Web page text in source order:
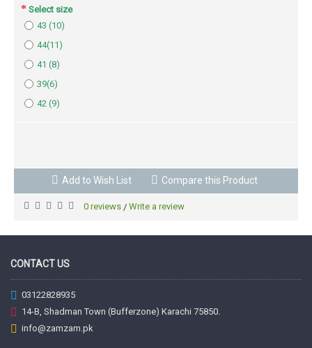
Select size
43 (10)
44(11)
41 (8)
39(6)
42 (9)
Add to Wish List Compare this Product
0 reviews / Write a review
CONTACT US
03122828935
14-B, Shadman Town (Bufferzone) Karachi 75850.
info@zamzam.pk